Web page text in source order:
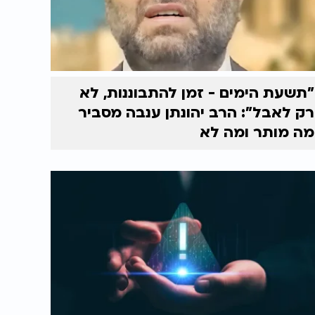
"תשעת הימים - זמן להתבוננות, לא
רק לאבל": הרב יהונתן ענבה מסביר
מה מותר ומה לא